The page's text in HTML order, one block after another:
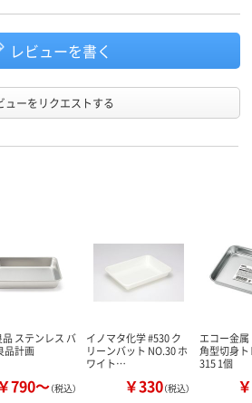
レビューを書く
ューをリクエストする
ステンレス バ
品計画
790～（税込）
イノマタ化学 #530 ク
リーンバット NO.30 ホ
ワイト…
￥330（税込）
エコー金
角型切身ト
315 1個